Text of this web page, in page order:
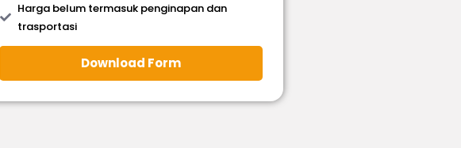
Harga belum termasuk penginapan dan
trasportasi
Download Form